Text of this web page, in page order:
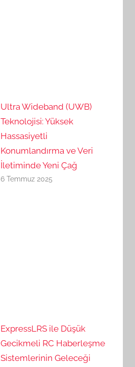
Ultra Wideband (UWB)
Teknolojisi: Yüksek
Hassasiyetli
Konumlandırma ve Veri
İletiminde Yeni Çağ
6 Temmuz 2025
ExpressLRS ile Düşük
Gecikmeli RC Haberleşme
Sistemlerinin Geleceği